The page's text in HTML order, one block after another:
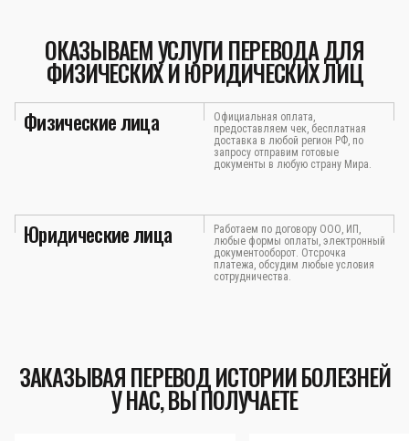
ОКАЗЫВАЕМ УСЛУГИ ПЕРЕВОДА ДЛЯ
ФИЗИЧЕСКИХ И ЮРИДИЧЕСКИХ ЛИЦ
Физические лица
Официальная оплата,
предоставляем чек, бесплатная
доставка в любой регион РФ, по
запросу отправим готовые
документы в любую страну Мира.
Юридические лица
Работаем по договору ООО, ИП,
любые формы оплаты, электронный
документооборот. Отсрочка
платежа, обсудим любые условия
сотрудничества.
ЗАКАЗЫВАЯ ПЕРЕВОД ИСТОРИИ БОЛЕЗНЕЙ
У НАС, ВЫ ПОЛУЧАЕТЕ